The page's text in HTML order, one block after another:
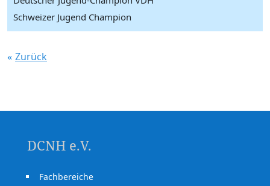
Schweizer Jugend Champion
Zurück
DCNH e.V.
Fachbereiche